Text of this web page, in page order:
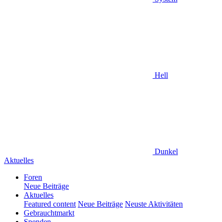
Hell
Dunkel
Aktuelles
Foren
Neue Beiträge
Aktuelles
Featured content Neue Beiträge Neuste Aktivitäten
Gebrauchtmarkt